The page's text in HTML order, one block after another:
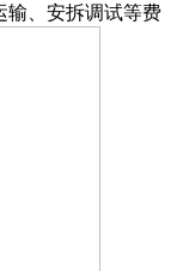
输、安拆调试等费